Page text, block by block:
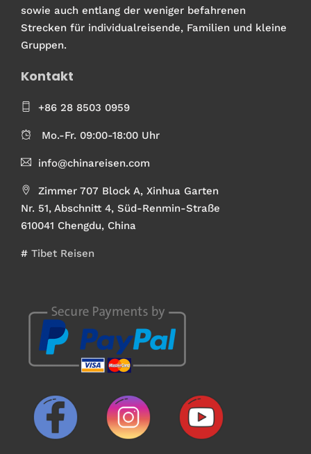
sowie auch entlang der weniger befahrenen
Strecken für individualreisende, Familien und kleine
Gruppen.
Kontakt
+86 28 8503 0959
Mo.-Fr. 09:00-18:00 Uhr
info@chinareisen.com
Zimmer 707 Block A, Xinhua Garten
Nr. 51, Abschnitt 4, Süd-Renmin-Straße
610041 Chengdu, China
# Tibet Reisen